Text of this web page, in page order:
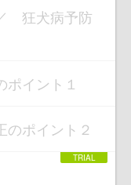
狂犬病予防
イント１
ポイント２